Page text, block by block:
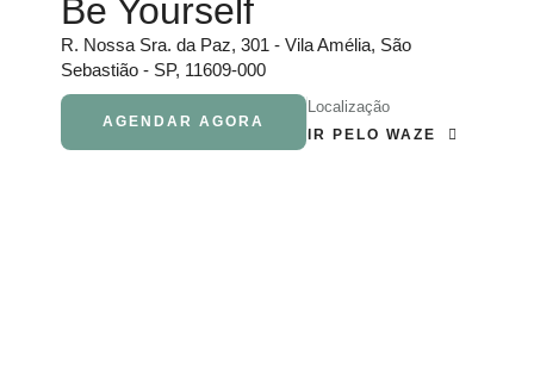
Be Yourself
R. Nossa Sra. da Paz, 301 - Vila Amélia, São
Sebastião - SP, 11609-000
AGENDAR AGORA
Localização
IR PELO WAZE